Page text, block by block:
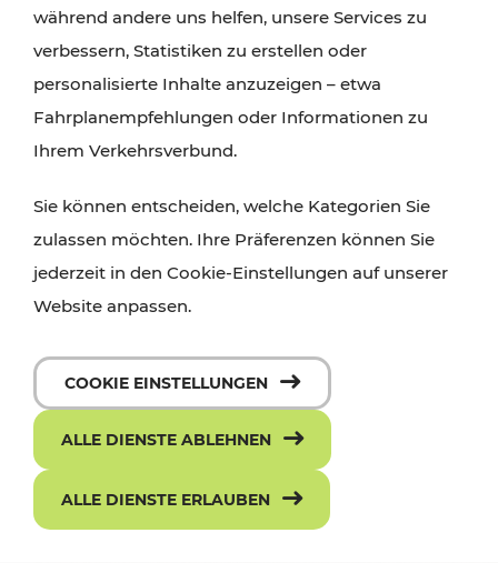
Angeboten des VOR gut und schnell erreichbar.
während andere uns helfen, unsere Services zu
verbessern, Statistiken zu erstellen oder
personalisierte Inhalte anzuzeigen – etwa
Fahrplanempfehlungen oder Informationen zu
Ihrem Verkehrsverbund.
Sie können entscheiden, welche Kategorien Sie
zulassen möchten. Ihre Präferenzen können Sie
jederzeit in den Cookie-Einstellungen auf unserer
Website anpassen.
COOKIE EINSTELLUNGEN
ALLE DIENSTE ABLEHNEN
ALLE DIENSTE ERLAUBEN